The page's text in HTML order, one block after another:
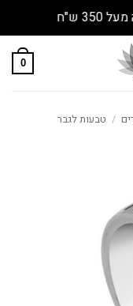
באתר
0
/ טבעות לגבר